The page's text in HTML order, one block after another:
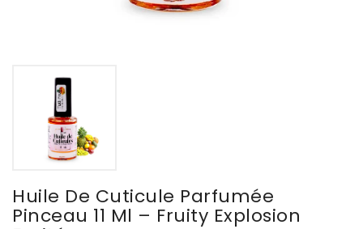
Huile De Cuticule Parfumée
Pinceau 11 Ml – Fruity Explosion